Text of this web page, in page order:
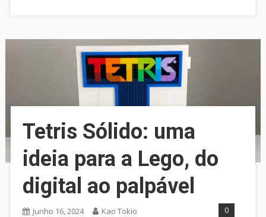
Tetris Sólido: uma
ideia para a Lego, do
digital ao palpável
Junho 16, 2024 Kao Tokio 0